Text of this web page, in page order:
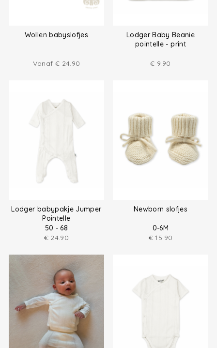
Wollen babyslofjes
Vanaf € 24.90
Lodger Baby Beanie
pointelle - print
€ 9.90
Lodger babypakje Jumper
Pointelle
50 - 68
€ 24.90
Newborn slofjes
0-6M
€ 15.90